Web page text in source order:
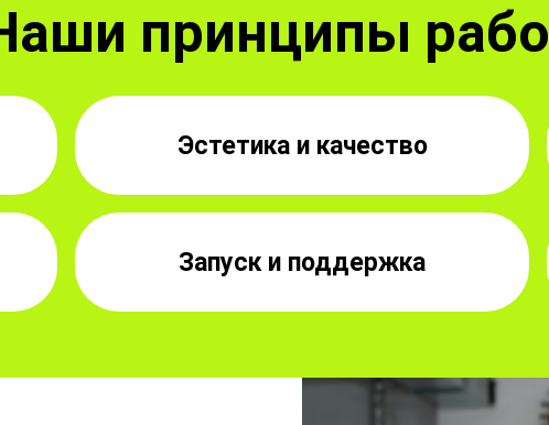
принципы
Эстетика и качество
Запуск и поддержка